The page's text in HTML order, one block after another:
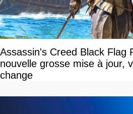
Assassin's Creed Black Flag
nouvelle grosse mise à jour,
change